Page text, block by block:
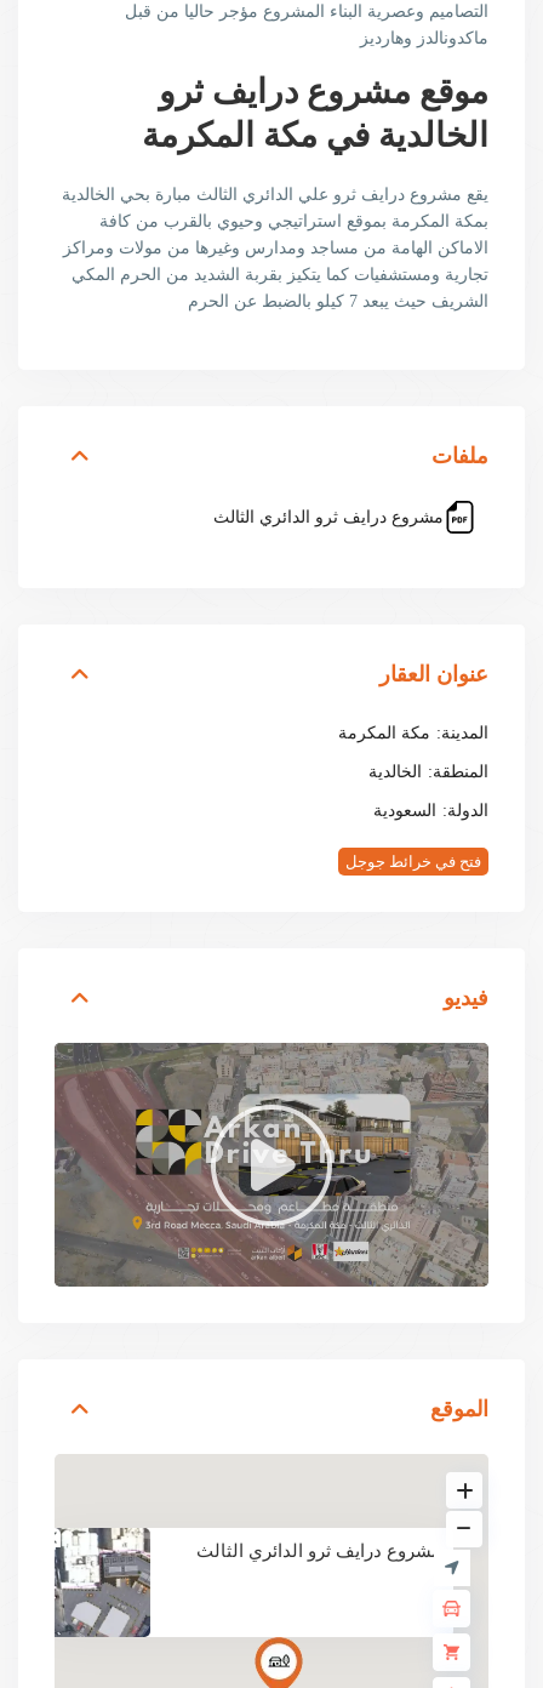
التصاميم وعصرية البناء المشروع مؤجر حاليا من قبل
ماكدونالدز وهارديز
موقع مشروع درايف ثرو
الخالدية في مكة المكرمة
يقع مشروع درايف ثرو علي الدائري الثالث مبارة بحي الخالدية
بمكة المكرمة بموقع استراتيجي وحيوي بالقرب من كافة
الاماكن الهامة من مساجد ومدارس وغيرها من مولات ومراكز
تجارية ومستشفيات كما يتكيز بقربة الشديد من الحرم المكي
الشريف حيث يبعد 7 كيلو بالضبط عن الحرم
ملفات
مشروع درايف ثرو الدائري الثالث
عنوان العقار
المدينة: مكة المكرمة
المنطقة: الخالدية
الدولة: السعودية
فتح في خرائط جوجل
فيديو
الموقع
مشروع درايف ثرو الدائري الثالث